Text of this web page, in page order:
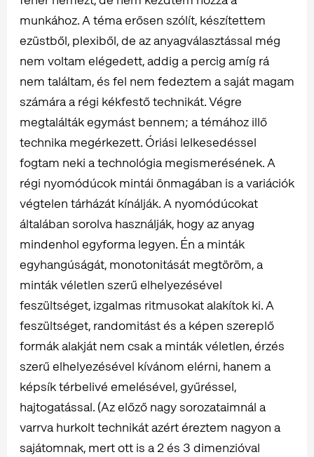
munkához. A téma erősen szólít, készítettem
ezüstből, plexiből, de az anyagválasztással még
nem voltam elégedett, addig a percig amíg rá
nem találtam, és fel nem fedeztem a saját magam
számára a régi kékfestő technikát. Végre
megtalálták egymást bennem; a témához illő
technika megérkezett. Óriási lelkesedéssel
fogtam neki a technológia megismerésének. A
régi nyomódúcok mintái önmagában is a variációk
végtelen tárházát kínálják. A nyomódúcokat
általában sorolva használják, hogy az anyag
mindenhol egyforma legyen. Én a minták
egyhangúságát, monotonitását megtöröm, a
minták véletlen szerű elhelyezésével
feszültséget, izgalmas ritmusokat alakítok ki. A
feszültséget, randomitást és a képen szereplő
formák alakját nem csak a minták véletlen, érzés
szerű elhelyezésével kívánom elérni, hanem a
képsík térbelivé emelésével, gyűréssel,
hajtogatással. (Az előző nagy sorozataimnál a
varrva hurkolt technikát azért éreztem nagyon a
sajátomnak, mert ott is a 2 és 3 dimenzióval